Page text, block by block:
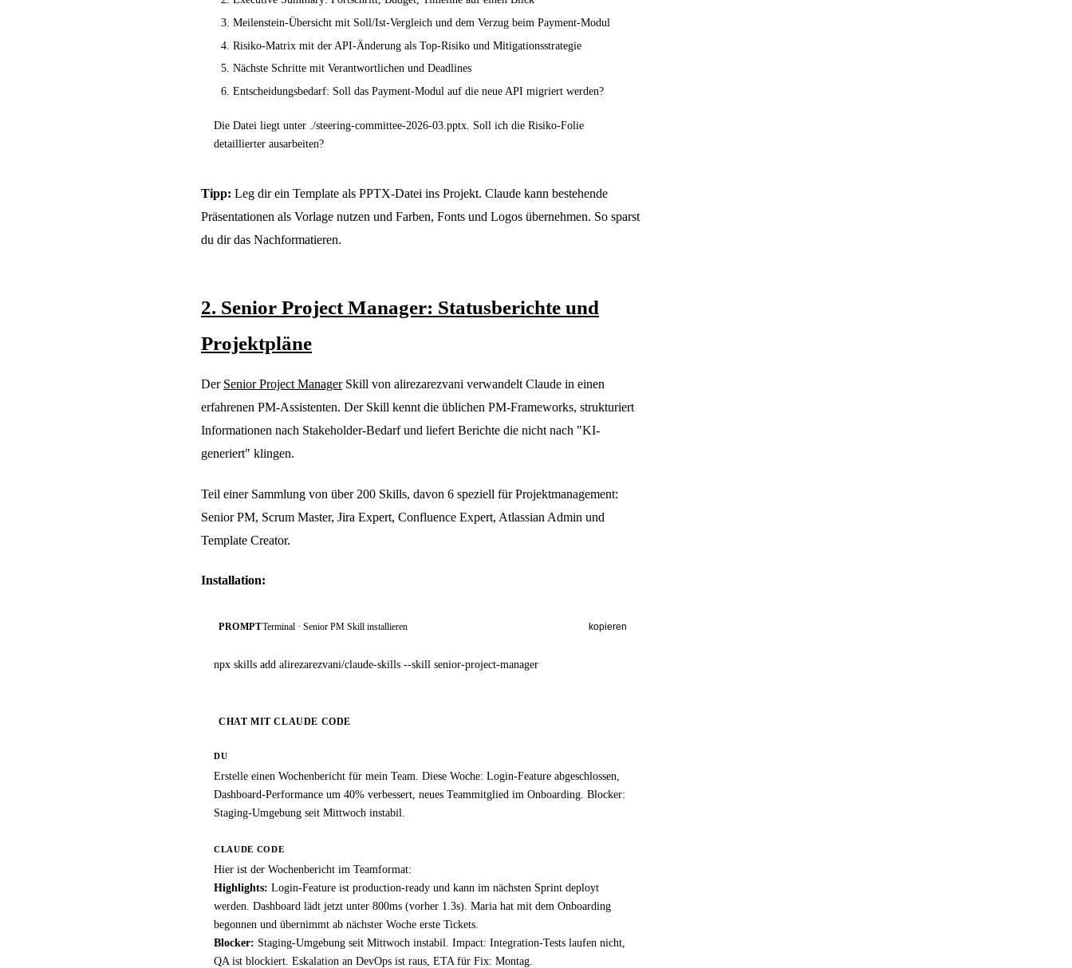
Meilenstein-Übersicht mit Soll/Ist-Vergleich und dem Verzug beim Payment-Modul
Risiko-Matrix mit der API-Änderung als Top-Risiko und Mitigationsstrategie
Nächste Schritte mit Verantwortlichen und Deadlines
Entscheidungsbedarf: Soll das Payment-Modul auf die neue API migriert werden?
Die Datei liegt unter ./steering-committee-2026-03.pptx. Soll ich die Risiko-Folie
detaillierter ausarbeiten?
Tipp: Leg dir ein Template als PPTX-Datei ins Projekt. Claude kann bestehende
Präsentationen als Vorlage nutzen und Farben, Fonts und Logos übernehmen. So sparst
du dir das Nachformatieren.
2. Senior Project Manager: Statusberichte und
Projektpläne
Der Senior Project ManagerSkill von alirezarezvani verwandelt Claude in einen
erfahrenen PM-Assistenten. Der Skill kennt die üblichen PM-Frameworks, strukturiert
Informationen nach Stakeholder-Bedarf und liefert Berichte die nicht nach "KI-
generiert" klingen.
Teil einer Sammlung von über 200 Skills, davon 6 speziell für Projektmanagement:
Senior PM, Scrum Master, Jira Expert, Confluence Expert, Atlassian Admin und
Template Creator.
Installation:
PROMPTTerminal · Senior PM Skill installieren kopieren
npx skills add alirezarezvani/claude-skills --skill senior-project-manager
CHAT MIT CLAUDE CODE
DU
Erstelle einen Wochenbericht für mein Team. Diese Woche: Login-Feature abgeschlossen,
Dashboard-Performance um 40% verbessert, neues Teammitglied im Onboarding. Blocker:
Staging-Umgebung seit Mittwoch instabil.
CLAUDE CODE
Hier ist der Wochenbericht im Teamformat:
Highlights: Login-Feature ist production-ready und kann im nächsten Sprint deployt
werden. Dashboard lädt jetzt unter 800ms (vorher 1.3s). Maria hat mit dem Onboarding
begonnen und übernimmt ab nächster Woche erste Tickets.
Blocker: Staging-Umgebung seit Mittwoch instabil. Impact: Integration-Tests laufen nicht,
QA ist blockiert. Eskalation an DevOps ist raus, ETA für Fix: Montag.